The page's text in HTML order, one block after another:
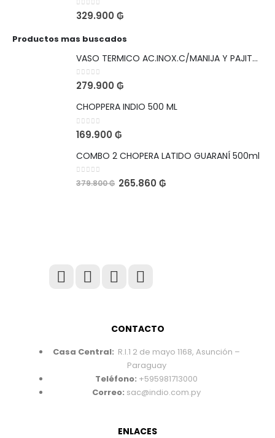
0out of 5
329.900 ₲
Productos mas buscados
VASO TERMICO AC.INOX.C/MANIJA Y PAJITA 1,1L LEOPARDO NEGRO VIAJERO CON SKIN DE REGALO
0out of 5
279.900 ₲
CHOPPERA INDIO 500 ML
0out of 5
169.900 ₲
COMBO 2 CHOPERA LATIDO GUARANÍ 500ml
0out of 5
379.800₲ 265.860 ₲
CONTACTO
Casa Central: R.I.1 2 de mayo 1168, Asunción –
Paraguay
Teléfono: +595981713000
Correo: sac@indio.com.py
ENLACES